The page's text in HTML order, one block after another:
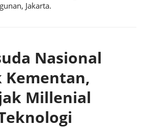
Jakarta.
Nasional
Millenial